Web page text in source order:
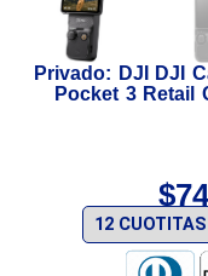
Privado: DJI DJI
Pocket 3 Retail
$